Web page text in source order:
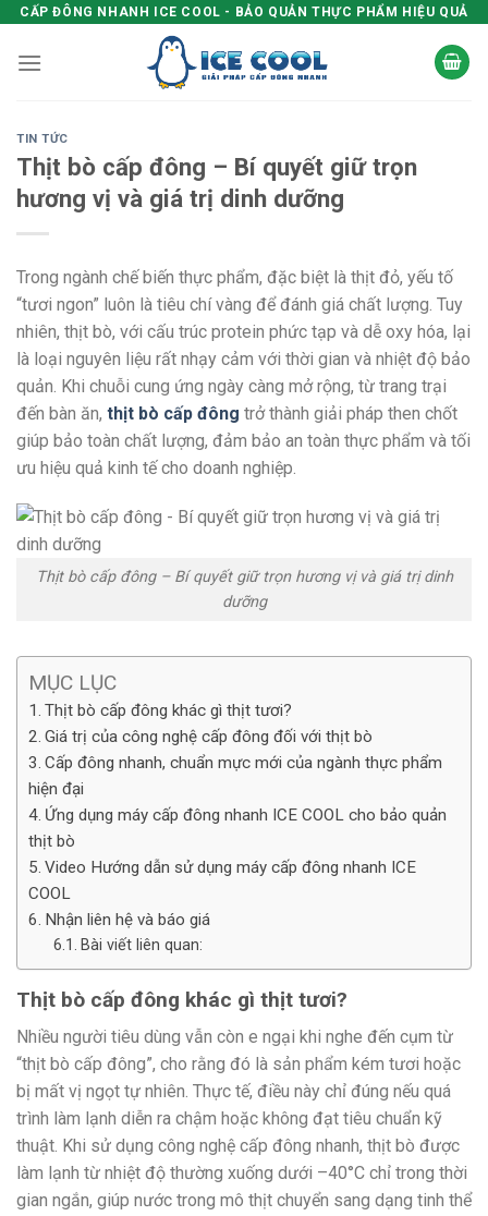
Skip
content
CẤP ĐÔNG NHANH ICE COOL - BẢO QUẢN THỰC PHẨM HIỆU QUẢ
TIN TỨC
Thịt bò cấp đông – Bí quyết giữ trọn
hương vị và giá trị dinh dưỡng
Trong ngành chế biến thực phẩm, đặc biệt là thịt đỏ, yếu tố
“tươi ngon” luôn là tiêu chí vàng để đánh giá chất lượng. Tuy
nhiên, thịt bò, với cấu trúc protein phức tạp và dễ oxy hóa, lại
là loại nguyên liệu rất nhạy cảm với thời gian và nhiệt độ bảo
quản. Khi chuỗi cung ứng ngày càng mở rộng, từ trang trại
đến bàn ăn, thịt bò cấp đông trở thành giải pháp then chốt
giúp bảo toàn chất lượng, đảm bảo an toàn thực phẩm và tối
ưu hiệu quả kinh tế cho doanh nghiệp.
Thịt bò cấp đông – Bí quyết giữ trọn hương vị và giá trị dinh
dưỡng
MỤC LỤC
Thịt bò cấp đông khác gì thịt tươi?
Giá trị của công nghệ cấp đông đối với thịt bò
Cấp đông nhanh, chuẩn mực mới của ngành thực phẩm
hiện đại
Ứng dụng máy cấp đông nhanh ICE COOL cho bảo quản
thịt bò
Video Hướng dẫn sử dụng máy cấp đông nhanh ICE
COOL
Nhận liên hệ và báo giá
Bài viết liên quan:
Thịt bò cấp đông khác gì thịt tươi?
Nhiều người tiêu dùng vẫn còn e ngại khi nghe đến cụm từ
“thịt bò cấp đông”, cho rằng đó là sản phẩm kém tươi hoặc
bị mất vị ngọt tự nhiên. Thực tế, điều này chỉ đúng nếu quá
trình làm lạnh diễn ra chậm hoặc không đạt tiêu chuẩn kỹ
thuật. Khi sử dụng công nghệ cấp đông nhanh, thịt bò được
làm lạnh từ nhiệt độ thường xuống dưới –40°C chỉ trong thời
gian ngắn, giúp nước trong mô thịt chuyển sang dạng tinh thể